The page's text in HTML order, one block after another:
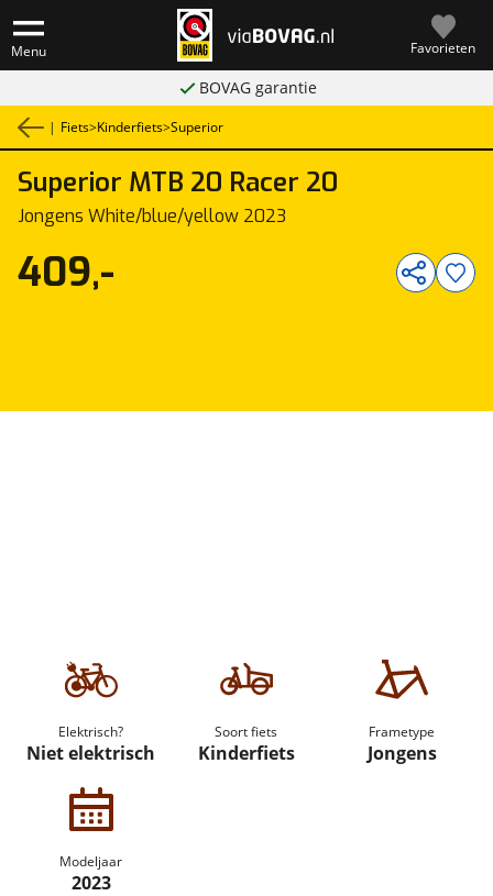
Menu Favorieten
BOVAG garantie
| Fiets>Kinderfiets>Superior
Superior MTB 20 Racer 20
Jongens White/blue/yellow 2023
Elektrisch?
Niet elektrisch
Soort fiets
Kinderfiets
Frametype
Jongens
Modeljaar
2023
409,-